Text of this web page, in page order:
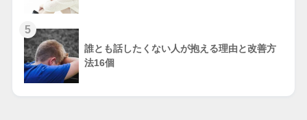
5
誰とも話したくない人が抱える理由と改善方
法16個